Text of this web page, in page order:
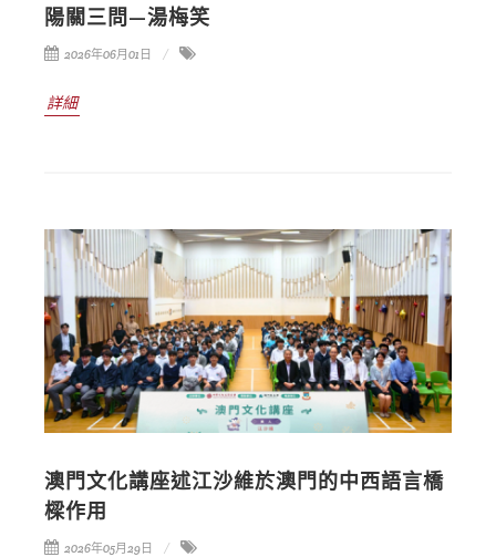
陽關三問—湯梅笑
2026年06月01日
詳細
澳門文化講座述江沙維於澳門的中西語言橋
樑作用
2026年05月29日